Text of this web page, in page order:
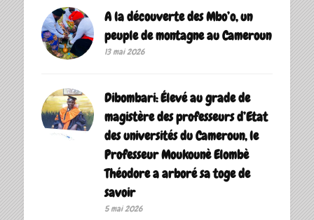
A la découverte des Mbo’o, un
peuple de montagne au Cameroun
13 mai 2026
Dibombari: Élevé au grade de
magistère des professeurs d’Etat
des universités du Cameroun, le
Professeur Moukounè Elombè
Théodore a arboré sa toge de
savoir ‎
5 mai 2026